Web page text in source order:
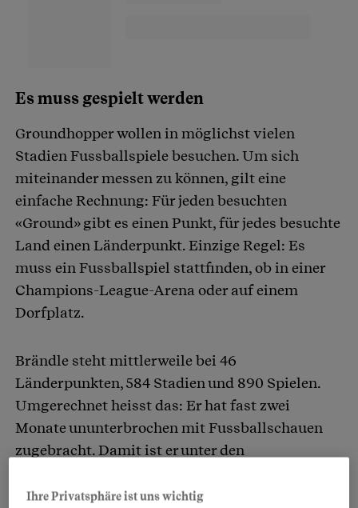
Es muss gespielt werden
Groundhopper wollen in möglichst vielen
Stadien Fussballspiele besuchen. Um sich
miteinander messen zu können, gilt eine
einfache Rechnung: Für jeden besuchten
«Ground» gibt es einen Punkt, für jedes besuchte
Land einen Länderpunkt. Einzige Regel: Es
muss ein Fussballspiel stattfinden, ob in einer
Champions-League-Arena oder auf einem
Dorfplatz.
Brändle steht mittlerweile bei 46
Länderpunkten, 584 Stadien und 890 Spielen.
Umgerechnet heisst das: Er hat fast zwei
Monate ununterbrochen mit Fussballschauen
zugebracht. Damit ist er unter den
mehrere Tausend Stadionbesuche aus.
Ihre Privatsphäre ist uns wichtig